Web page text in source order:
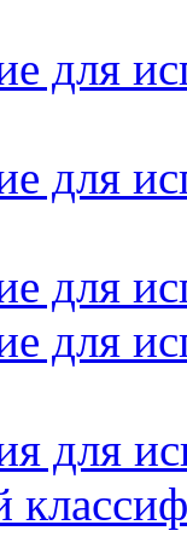
для
для
для
для
для